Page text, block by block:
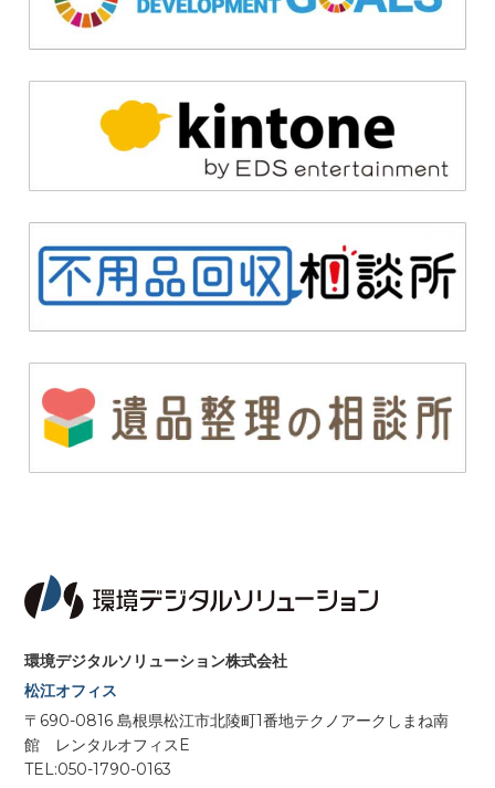
環境デジタルソリューション株式会社
松江オフィス
〒690-0816 島根県松江市北陵町1番地テクノアークしまね南
館 レンタルオフィスE
TEL:050-1790-0163